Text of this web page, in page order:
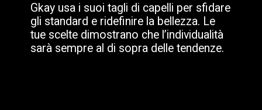
Gkay usa i suoi tagli di capelli per sfidare
gli standard e ridefinire la bellezza. Le
tue scelte dimostrano che l’individualità
sarà sempre al di sopra delle tendenze.